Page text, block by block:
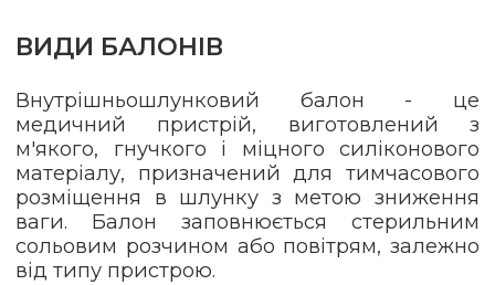
ВИДИ БАЛОНІВ
Внутрішньошлунковий балон - це
медичний пристрій, виготовлений з
м'якого, гнучкого і міцного силіконового
матеріалу, призначений для тимчасового
розміщення в шлунку з метою зниження
ваги. Балон заповнюється стерильним
сольовим розчином або повітрям, залежно
від типу пристрою.